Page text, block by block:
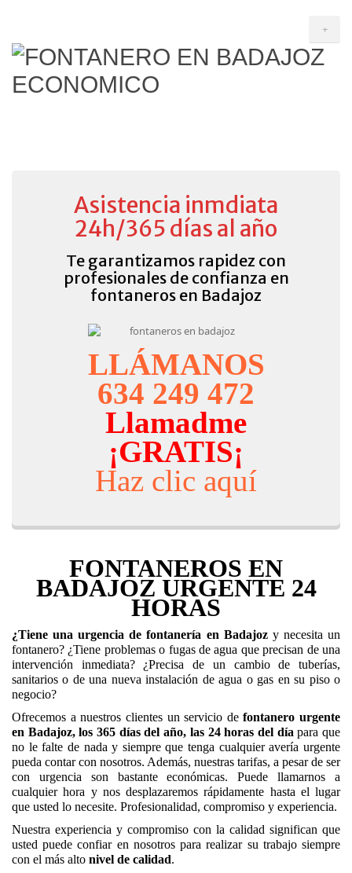
+
Asistencia inmdiata
24h/365 días al año
Te garantizamos rapidez con
profesionales de confianza en
fontaneros en Badajoz
LLÁMANOS
634 249 472
Llamadme
¡GRATIS¡
Haz clic aquí
FONTANEROS EN
BADAJOZ URGENTE 24
HORAS
¿Tiene una urgencia de fontanería en Badajozy necesita un
fontanero? ¿Tiene problemas o fugas de agua que precisan de una
intervención inmediata? ¿Precisa de un cambio de tuberías,
sanitarios o de una nueva instalación de agua o gas en su piso o
negocio?
Ofrecemos a nuestros clientes un servicio defontanero urgente
en Badajoz, los 365 días del año, las 24 horas del día para que
no le falte de nada y siempre que tenga cualquier avería urgente
pueda contar con nosotros. Además, nuestras tarifas, a pesar de ser
con urgencia son bastante económicas. Puede llamarnos a
cualquier hora y nos desplazaremos rápidamente hasta el lugar
que usted lo necesite. Profesionalidad, compromiso y experiencia.
Nuestra experiencia y compromiso con la calidad significan que
usted puede confiar en nosotros para realizar su trabajo siempre
con el más alto nivel de calidad.